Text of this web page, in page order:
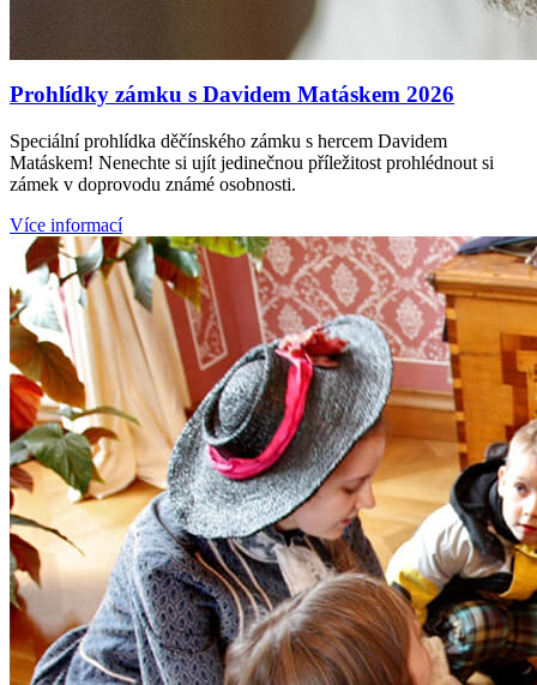
Prohlídky zámku s Davidem Matáskem 2026
Speciální prohlídka děčínského zámku s hercem Davidem
Matáskem! Nenechte si ujít jedinečnou příležitost prohlédnout si
zámek v doprovodu známé osobnosti.
Více informací